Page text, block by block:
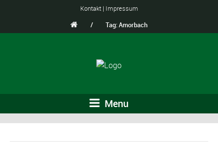
Kontakt| Impressum
/
Tag: Amorbach
Menu